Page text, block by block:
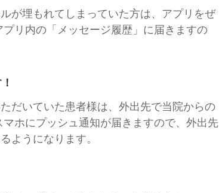
が埋もれてしまっていた方は、アプリをぜ
リ内の「メッセージ履歴」に届きますの
だいていた患者様は、外出先で当院からの
ホにプッシュ通知が届きますので、外出先
ようになります。